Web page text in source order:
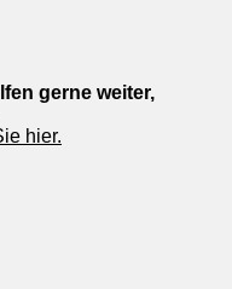
gerne weiter,
hier.